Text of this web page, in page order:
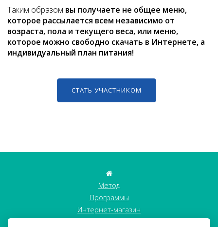
Таким образом вы получаете не общее меню,
которое рассылается всем независимо от
возраста, пола и текущего веса, или меню,
которое можно свободно скачать в Интернете, а
индивидуальный план питания!
СТАТЬ УЧАСТНИКОМ
Метод
Программы
Интернет-магазин